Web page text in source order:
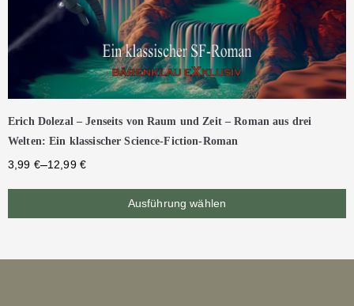
Erich Dolezal – Jenseits von Raum und Zeit – Roman aus drei
Welten: Ein klassischer Science-Fiction-Roman
3,99 €–12,99 €
Ausführung wählen